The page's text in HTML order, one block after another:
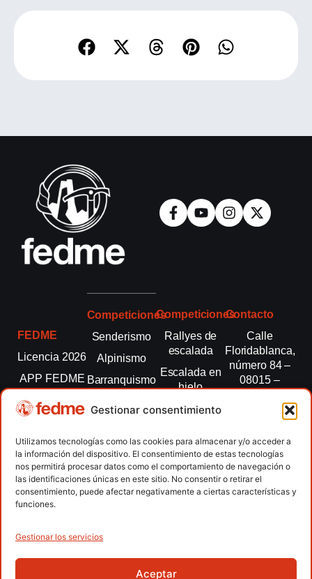
Gestionar consentimiento
Utilizamos tecnologías como las cookies para almacenar y/o acceder a
la información del dispositivo. El consentimiento de estas tecnologías
nos permitirá procesar datos como el comportamiento de navegación o
las identificaciones únicas en este sitio. No consentir o retirar el
consentimiento, puede afectar negativamente a ciertas características y
funciones.
Gestionar los servicios
Aceptar
FEDME
Licencia 2026
APP FEDME
Transparencia
autonómicas
Clubes
Contacto
Competiciones
Senderismo
Alpinismo
Barranquismo
montaña
Escalada
Escalada
paralimpica
Competiciones
Rallyes de
escalada
Escalada en
hielo
Esquí de
Marcha
Nórdica
Raquetas de
nieve
Contacto
Calle
Floridablanca,
número 84 –
08015 –
fedme@fedme.es
934 264 267
Copyright © 2026 Federación Española de Deportes de